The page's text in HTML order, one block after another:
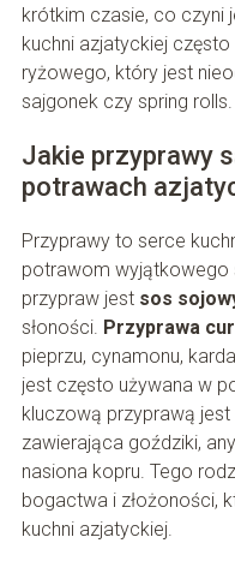
krótkim czasie, co czyni
kuchni azjatyckiej
ryżowego, który jest
sajgonek czy spring rolls.
Jakie przyprawy
potrawach
Przyprawy to serce
potrawom wyjątkowego
przypraw jest sos
słoności. Przyprawa
pieprzu, cynamonu,
jest często używana w
kluczową przyprawą jest
zawierająca goździki,
nasiona kopru. Tego
bogactwa i złożoności,
kuchni azjatyckiej.